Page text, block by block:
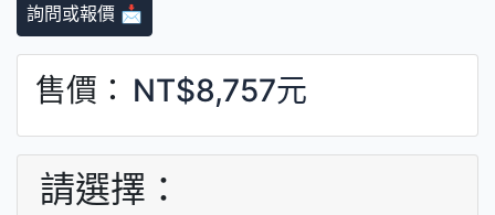
詢問或報價 📩
售價： NT$8,757元
請選擇：